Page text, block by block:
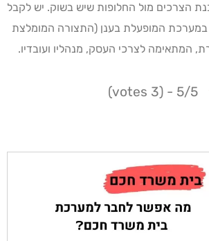
הצרכים מול החלופות שיש בשוק. יש לקבל
במערכת המופעלת בענן (התצורה המומלצת
המתאימה לצרכי העסק, מנהליו ועובדיו.
5/5 - (3 votes)